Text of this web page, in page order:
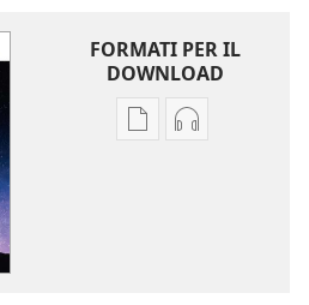
FORMATI PER IL
DOWNLOAD
OpzioniOpzioni